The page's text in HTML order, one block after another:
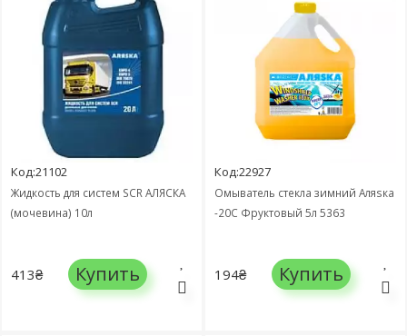
Код:21102
Жидкость для систем SCR АЛЯСКА
(мочевина) 10л
413₴ Купить
Код:22927
Омыватель стекла зимний Аляѕка
-20С Фруктовый 5л 5363
194₴ Купить